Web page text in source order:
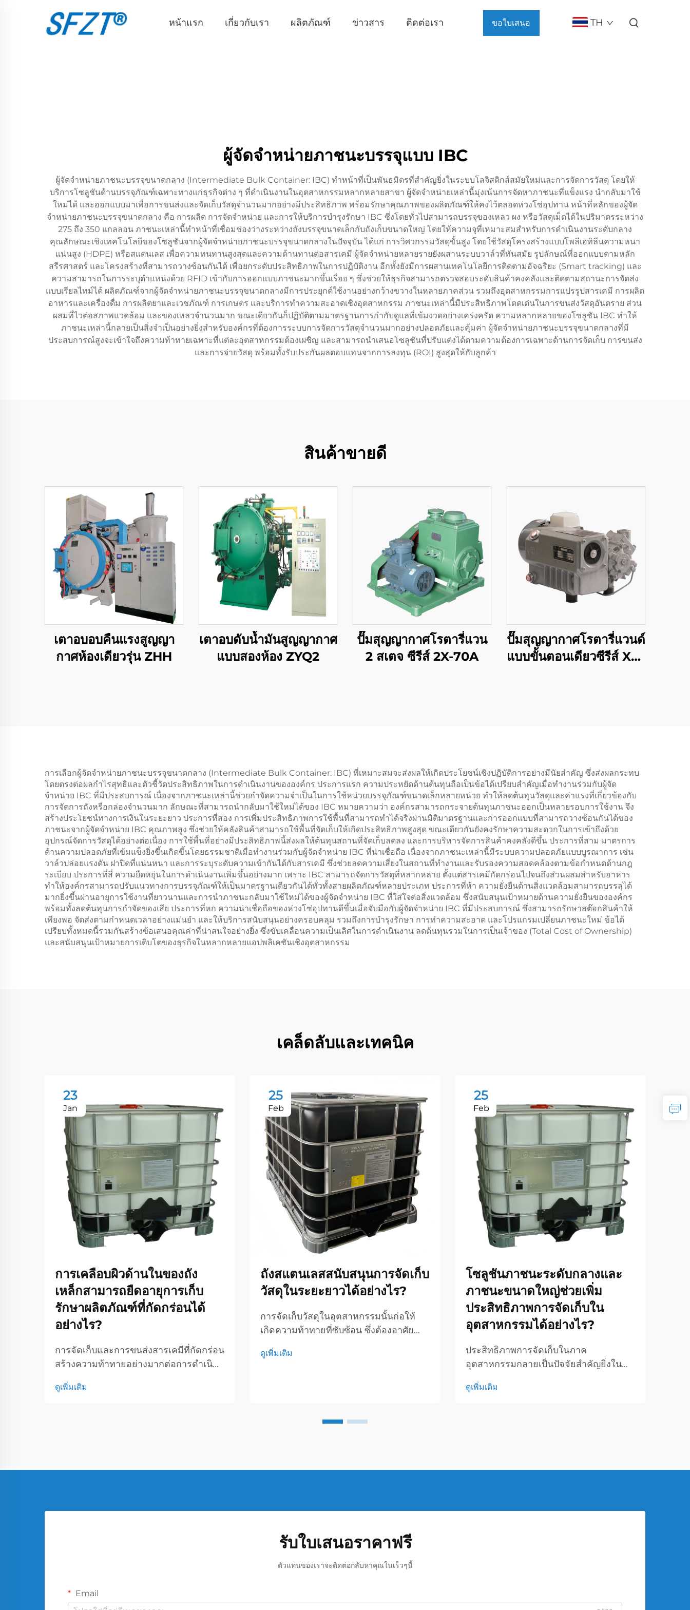
หน้าแรก เกี่ยวกับเรา ผลิตภัณฑ์ ข่าวสาร ติดต่อเรา ขอใบเสนอ TH
ผู้จัดจำหน่ายภาชนะบรรจุแบบ IBC
ผู้จัดจำหน่ายภาชนะบรรจุขนาดกลาง (Intermediate Bulk Container: IBC) ทำหน้าที่เป็นพันธมิตรที่สำคัญยิ่งในระบบโลจิสติกส์สมัยใหม่และการจัดการวัสดุ โดยให้
บริการโซลูชันด้านบรรจุภัณฑ์เฉพาะทางแก่ธุรกิจต่าง ๆ ที่ดำเนินงานในอุตสาหกรรมหลากหลายสาขา ผู้จัดจำหน่ายเหล่านี้มุ่งเน้นการจัดหาภาชนะที่แข็งแรง นำกลับมาใช้
ใหม่ได้ และออกแบบมาเพื่อการขนส่งและจัดเก็บวัสดุจำนวนมากอย่างมีประสิทธิภาพ พร้อมรักษาคุณภาพของผลิตภัณฑ์ให้คงไว้ตลอดห่วงโซ่อุปทาน หน้าที่หลักของผู้จัด
จำหน่ายภาชนะบรรจุขนาดกลาง คือ การผลิต การจัดจำหน่าย และการให้บริการบำรุงรักษา IBC ซึ่งโดยทั่วไปสามารถบรรจุของเหลว ผง หรือวัสดุเม็ดได้ในปริมาตรระหว่าง
275 ถึง 350 แกลลอน ภาชนะเหล่านี้ทำหน้าที่เชื่อมช่องว่างระหว่างถังบรรจุขนาดเล็กกับถังเก็บขนาดใหญ่ โดยให้ความจุที่เหมาะสมสำหรับการดำเนินงานระดับกลาง
คุณลักษณะเชิงเทคโนโลยีของโซลูชันจากผู้จัดจำหน่ายภาชนะบรรจุขนาดกลางในปัจจุบัน ได้แก่ การวิศวกรรมวัสดุขั้นสูง โดยใช้วัสดุโครงสร้างแบบโพลีเอทิลีนความหนา
แน่นสูง (HDPE) หรือสแตนเลส เพื่อความทนทานสูงสุดและความต้านทานต่อสารเคมี ผู้จัดจำหน่ายหลายรายยังผสานระบบวาล์วที่ทันสมัย รูปลักษณ์ที่ออกแบบตามหลัก
สรีรศาสตร์ และโครงสร้างที่สามารถวางซ้อนกันได้ เพื่อยกระดับประสิทธิภาพในการปฏิบัติงาน อีกทั้งยังมีการผสานเทคโนโลยีการติดตามอัจฉริยะ (Smart tracking) และ
ความสามารถในการระบุตำแหน่งด้วย RFID เข้ากับการออกแบบภาชนะมากขึ้นเรื่อย ๆ ซึ่งช่วยให้ธุรกิจสามารถตรวจสอบระดับสินค้าคงคลังและติดตามสถานะการจัดส่ง
แบบเรียลไทม์ได้ ผลิตภัณฑ์จากผู้จัดจำหน่ายภาชนะบรรจุขนาดกลางมีการประยุกต์ใช้งานอย่างกว้างขวางในหลายภาคส่วน รวมถึงอุตสาหกรรมการแปรรูปสารเคมี การผลิต
อาหารและเครื่องดื่ม การผลิตยาและเวชภัณฑ์ การเกษตร และบริการทำความสะอาดเชิงอุตสาหกรรม ภาชนะเหล่านี้มีประสิทธิภาพโดดเด่นในการขนส่งวัสดุอันตราย ส่วน
ผสมที่ไวต่อสภาพแวดล้อม และของเหลวจำนวนมาก ขณะเดียวกันก็ปฏิบัติตามมาตรฐานการกำกับดูแลที่เข้มงวดอย่างเคร่งครัด ความหลากหลายของโซลูชัน IBC ทำให้
ภาชนะเหล่านี้กลายเป็นสิ่งจำเป็นอย่างยิ่งสำหรับองค์กรที่ต้องการระบบการจัดการวัสดุจำนวนมากอย่างปลอดภัยและคุ้มค่า ผู้จัดจำหน่ายภาชนะบรรจุขนาดกลางที่มี
ประสบการณ์สูงจะเข้าใจถึงความท้าทายเฉพาะที่แต่ละอุตสาหกรรมต้องเผชิญ และสามารถนำเสนอโซลูชันที่ปรับแต่งได้ตามความต้องการเฉพาะด้านการจัดเก็บ การขนส่ง
และการจ่ายวัสดุ พร้อมทั้งรับประกันผลตอบแทนจากการลงทุน (ROI) สูงสุดให้กับลูกค้า
สินค้าขายดี
เตาอบอบคืนแรงสูญญา
กาศห้องเดียวรุ่น ZHH
เตาอบดับน้ำมันสูญญากาศ
แบบสองห้อง ZYQ2
ปั๊มสุญญากาศโรตารี่แวน
2 สเตจ ซีรีส์ 2X-70A
ปั๊มสุญญากาศโรตารี่แวนด์
แบบขั้นตอนเดียวซีรีส์ XD-
การเลือกผู้จัดจำหน่ายภาชนะบรรจุขนาดกลาง (Intermediate Bulk Container: IBC) ที่เหมาะสมจะส่งผลให้เกิดประโยชน์เชิงปฏิบัติการอย่างมีนัยสำคัญ ซึ่งส่งผลกระทบ
โดยตรงต่อผลกำไรสุทธิและตัวชี้วัดประสิทธิภาพในการดำเนินงานขององค์กร ประการแรก ความประหยัดด้านต้นทุนถือเป็นข้อได้เปรียบสำคัญเมื่อทำงานร่วมกับผู้จัด
จำหน่าย IBC ที่มีประสบการณ์ เนื่องจากภาชนะเหล่านี้ช่วยกำจัดความจำเป็นในการใช้หน่วยบรรจุภัณฑ์ขนาดเล็กหลายหน่วย ทำให้ลดต้นทุนวัสดุและค่าแรงที่เกี่ยวข้องกับ
การจัดการถังหรือกล่องจำนวนมาก ลักษณะที่สามารถนำกลับมาใช้ใหม่ได้ของ IBC หมายความว่า องค์กรสามารถกระจายต้นทุนภาชนะออกเป็นหลายรอบการใช้งาน จึง
สร้างประโยชน์ทางการเงินในระยะยาว ประการที่สอง การเพิ่มประสิทธิภาพการใช้พื้นที่สามารถทำได้จริงผ่านมิติมาตรฐานและการออกแบบที่สามารถวางซ้อนกันได้ของ
ภาชนะจากผู้จัดจำหน่าย IBC คุณภาพสูง ซึ่งช่วยให้คลังสินค้าสามารถใช้พื้นที่จัดเก็บให้เกิดประสิทธิภาพสูงสุด ขณะเดียวกันยังคงรักษาความสะดวกในการเข้าถึงด้วย
อุปกรณ์จัดการวัสดุได้อย่างต่อเนื่อง การใช้พื้นที่อย่างมีประสิทธิภาพนี้ส่งผลให้ต้นทุนสถานที่จัดเก็บลดลง และการบริหารจัดการสินค้าคงคลังดีขึ้น ประการที่สาม มาตรการ
ด้านความปลอดภัยที่เข้มแข็งยิ่งขึ้นเกิดขึ้นโดยธรรมชาติเมื่อทำงานร่วมกับผู้จัดจำหน่าย IBC ที่น่าเชื่อถือ เนื่องจากภาชนะเหล่านี้มีระบบความปลอดภัยแบบบูรณาการ เช่น
วาล์วปล่อยแรงดัน ฝาปิดที่แน่นหนา และการระบุระดับความเข้ากันได้กับสารเคมี ซึ่งช่วยลดความเสี่ยงในสถานที่ทำงานและรับรองความสอดคล้องตามข้อกำหนดด้านกฎ
ระเบียบ ประการที่สี่ ความยืดหยุ่นในการดำเนินงานเพิ่มขึ้นอย่างมาก เพราะ IBC สามารถจัดการวัสดุที่หลากหลาย ตั้งแต่สารเคมีกัดกร่อนไปจนถึงส่วนผสมสำหรับอาหาร
ทำให้องค์กรสามารถปรับแนวทางการบรรจุภัณฑ์ให้เป็นมาตรฐานเดียวกันได้ทั่วทั้งสายผลิตภัณฑ์หลายประเภท ประการที่ห้า ความยั่งยืนด้านสิ่งแวดล้อมสามารถบรรลุได้
มากยิ่งขึ้นผ่านอายุการใช้งานที่ยาวนานและการนำภาชนะกลับมาใช้ใหม่ได้ของผู้จัดจำหน่าย IBC ที่ใส่ใจต่อสิ่งแวดล้อม ซึ่งสนับสนุนเป้าหมายด้านความยั่งยืนขององค์กร
พร้อมทั้งลดต้นทุนการกำจัดของเสีย ประการที่หก ความน่าเชื่อถือของห่วงโซ่อุปทานดีขึ้นเมื่อจับมือกับผู้จัดจำหน่าย IBC ที่มีประสบการณ์ ซึ่งสามารถรักษาสต๊อกสินค้าให้
เพียงพอ จัดส่งตามกำหนดเวลาอย่างแม่นยำ และให้บริการสนับสนุนอย่างครอบคลุม รวมถึงการบำรุงรักษา การทำความสะอาด และโปรแกรมเปลี่ยนภาชนะใหม่ ข้อได้
เปรียบทั้งหมดนี้รวมกันสร้างข้อเสนอคุณค่าที่น่าสนใจอย่างยิ่ง ซึ่งขับเคลื่อนความเป็นเลิศในการดำเนินงาน ลดต้นทุนรวมในการเป็นเจ้าของ (Total Cost of Ownership)
และสนับสนุนเป้าหมายการเติบโตของธุรกิจในหลากหลายแอปพลิเคชันเชิงอุตสาหกรรม
เคล็ดลับและเทคนิค
23
Jan
การเคลือบผิวด้านในของถัง
เหล็กสามารถยืดอายุการเก็บ
รักษาผลิตภัณฑ์ที่กัดกร่อนได้
อย่างไร?
การจัดเก็บและการขนส่งสารเคมีที่กัดกร่อน
สร้างความท้าทายอย่างมากต่อการดำเนิน
โซลูชันการบรรจุที่ออกแบบมาเฉพาะเพื่อ
ดูเพิ่มเติม
25
Feb
ถังสแตนเลสสนับสนุนการจัดเก็บ
วัสดุในระยะยาวได้อย่างไร?
การจัดเก็บวัสดุในอุตสาหกรรมนั้นก่อให้
เกิดความท้าทายที่ซับซ้อน ซึ่งต้องอาศัย
ความสมบูรณ์ของผลิตภัณฑ์ไว้เป็นระยะ
ดูเพิ่มเติม
25
Feb
โซลูชันภาชนะระดับกลางและ
ภาชนะขนาดใหญ่ช่วยเพิ่ม
ประสิทธิภาพการจัดเก็บใน
อุตสาหกรรมได้อย่างไร?
ประสิทธิภาพการจัดเก็บในภาค
อุตสาหกรรมกลายเป็นปัจจัยสำคัญยิ่งใน
ธุรกิจต่างๆ กำลังแสวงหาแนวทางแก้ไขที่
ดูเพิ่มเติม
รับใบเสนอราคาฟรี
ตัวแทนของเราจะติดต่อกลับหาคุณในเร็วๆนี้
Email